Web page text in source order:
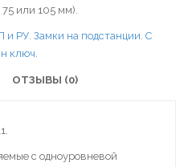
75 или 105 мм).
и РУ. Замки на подстанции. С
ключ.
ОТЗЫВЫ (0)
с одноуровневой